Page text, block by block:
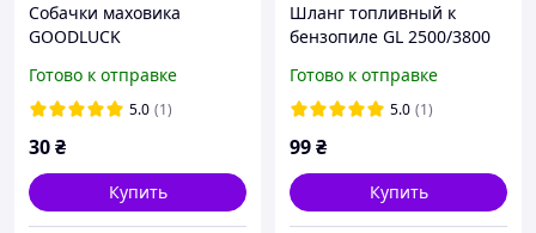
Собачки маховика
GOODLUCK
Готово к отправке
5.0 (1)
30₴
Купить
Шланг топливный к
бензопиле GL 2500/3800
Готово к отправке
5.0 (1)
99₴
Купить